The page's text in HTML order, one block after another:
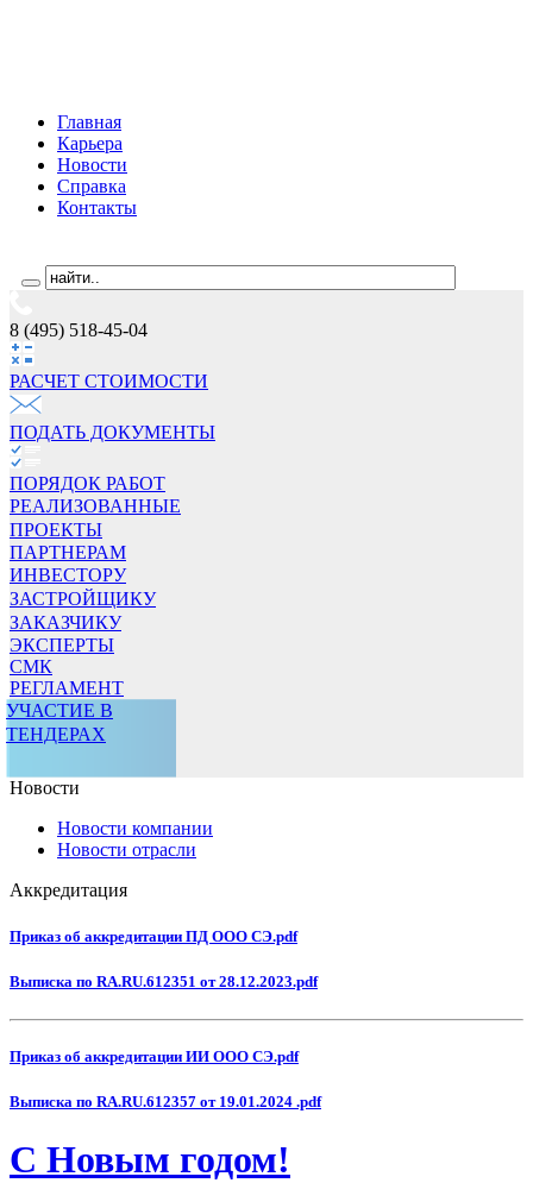
Главная
Карьера
Новости
Справка
Контакты
8 (495) 518-45-04
РАСЧЕТ СТОИМОCТИ
ПОДАТЬ ДОКУМЕНТЫ
ПОРЯДОК РАБОТ
РЕАЛИЗОВАННЫЕ
ПРОЕКТЫ
ПАРТНЕРАМ
ИНВЕСТОРУ
ЗАСТРОЙЩИКУ
ЗАКАЗЧИКУ
ЭКСПЕРТЫ
СМК
РЕГЛАМЕНТ
УЧАСТИЕ В
ТЕНДЕРАХ
Новости
Новости компании
Новости отрасли
Аккредитация
Приказ об аккредитации ПД ООО СЭ.pdf
Выписка по RA.RU.612351 от 28.12.2023.pdf
Приказ об аккредитации ИИ ООО СЭ.pdf
Выписка по RA.RU.612357 от 19.01.2024 .pdf
С Новым годом!